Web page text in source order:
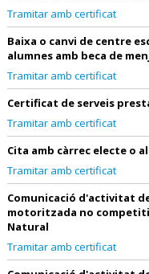
Tramitar amb certificat
Baixa o canvi de centre
alumnes amb beca de
Tramitar amb certificat
Certificat de serveis
Tramitar amb certificat
Cita amb càrrec electe o
Tramitar amb certificat
Comunicació d'activitat
motoritzada no
Natural
Tramitar amb certificat